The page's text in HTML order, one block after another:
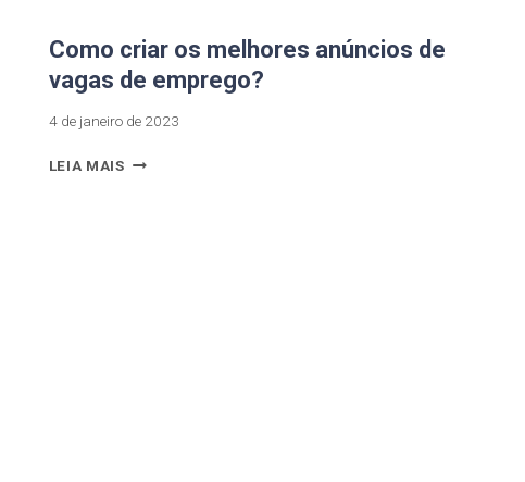
Como criar os melhores anúncios de
vagas de emprego?
4 de janeiro de 2023
LEIA MAIS